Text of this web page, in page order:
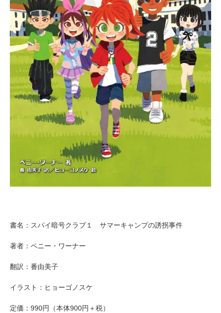
書名：スパイ暗号クラブ１ サマーキャンプの誘拐事件
著者：ペニー・ワーナー
翻訳：番由美子
イラスト：ヒョーゴノスケ
定価：990円（本体900円＋税）